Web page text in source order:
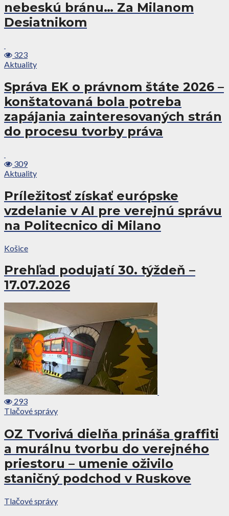
nebeskú bránu… Za Milanom
Desiatnikom
323
Aktuality
Správa EK o právnom štáte 2026 –
konštatovaná bola potreba
zapájania zainteresovaných strán
do procesu tvorby práva
309
Aktuality
Príležitosť získať európske
vzdelanie v AI pre verejnú správu
na Politecnico di Milano
Košice
Prehľad podujatí 30. týždeň –
17.07.2026
293
Tlačové správy
OZ Tvorivá dielňa prináša graffiti
a murálnu tvorbu do verejného
priestoru – umenie oživilo
staničný podchod v Ruskove
Tlačové správy